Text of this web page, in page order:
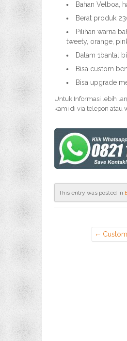
Bahan Velboa,
Berat produk
Pilihan warna
tweety, orange,
Dalam 1bantal
Bisa custom
Bisa upgrade
Untuk Informasi lebih
kami di via telepon atau
This entry was posted in